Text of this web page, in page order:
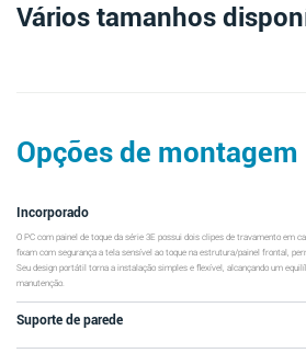
Vários tamanhos
Opções de montagem
Incorporado
O PC com painel de toque da série 3E possui dois clipes de travamento em
fixam com segurança a tela sensível ao toque na estrutura/painel frontal,
Seu design portátil torna a instalação simples e flexível, alcançando um
manutenção.
Suporte de parede